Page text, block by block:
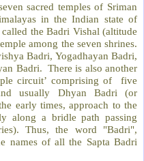
sacred temples of Sriman
in the Indian state of
the Badri Vishal (altitude
among the seven shrines.
Badri, Yogadhayan Badri,
Badri. There is also another
circuit’ comprising of five
usually Dhyan Badri (or
early times, approach to the
along a bridle path passing
Thus, the word "Badri",
names of all the Sapta Badri